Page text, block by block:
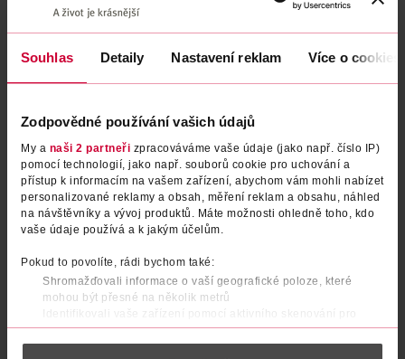
Souhlas Detaily Nastavení reklam Více o cookies
Zodpovědné používání vašich údajů
My a naši 2 partneři zpracováváme vaše údaje (jako např. číslo IP)
pomocí technologií, jako např. souborů cookie pro uchování a
přístup k informacím na vašem zařízení, abychom vám mohli nabízet
personalizované reklamy a obsah, měření reklam a obsahu, náhled
na návštěvníky a vývoj produktů. Máte možnosti ohledně toho, kdo
vaše údaje používá a k jakým účelům.
Pokud to povolíte, rádi bychom také:
Shromažďovali informace o vaší geografické poloze, které
mohou být přesné na několik metrů
Identifikovali vaše zařízení pomocí aktivního skenování pro
konkrétní charakteristiky (otisk prstu)
Zjistěte více o tom, jak zpracováváme vaše osobní údaje, a nastavte
Podobné produkty
Tužka na oči Kajal 02 Brown
voděodolná 020 Tweet White